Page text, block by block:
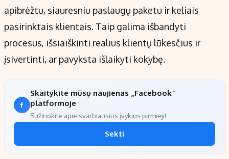
apibrėžtu, siauresniu paslaugų paketu ir keliais
pasirinktais klientais. Taip galima išbandyti
procesus, išsiaiškinti realius klientų lūkesčius ir
įsivertinti, ar pavyksta išlaikyti kokybę.
Skaitykite mūsų naujienas „Facebook“
platformoje
Sužinokite apie svarbiausius įvykius pirmieji!
Sekti